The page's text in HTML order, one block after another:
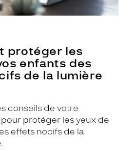
protéger les
enfants des
de la lumière
conseils de votre
protéger les yeux de
effets nocifs de la